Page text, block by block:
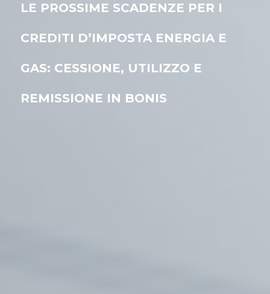
LE PROSSIME SCADENZE PER I
CREDITI D’IMPOSTA ENERGIA E
GAS: CESSIONE, UTILIZZO E
REMISSIONE IN BONIS